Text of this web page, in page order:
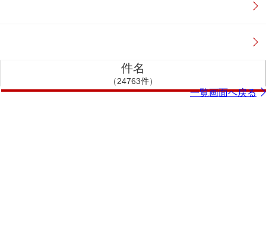
件名
（24763件）
一覧画面へ戻る